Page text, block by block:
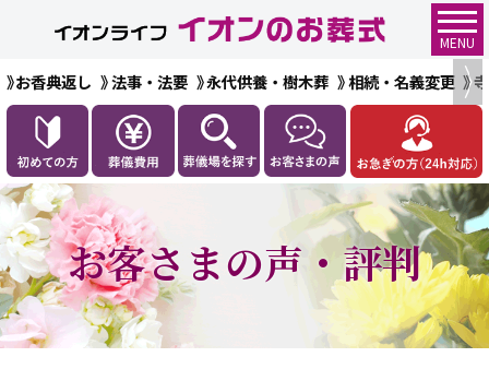
MENU
お香典返し 法事・法要 永代供養・樹木葬 相続・名義変更
お客さまの声・評判